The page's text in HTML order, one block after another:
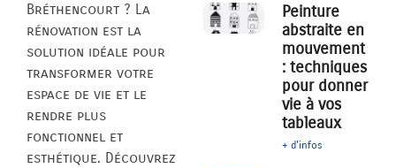
Bréthencourt ? La
rénovation est la
solution idéale pour
transformer votre
espace de vie et le
rendre plus
fonctionnel et
esthétique. Découvrez
Peinture
abstraite en
mouvement
: techniques
pour donner
vie à vos
tableaux
+ d'infos